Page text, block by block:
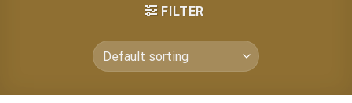
FILTER